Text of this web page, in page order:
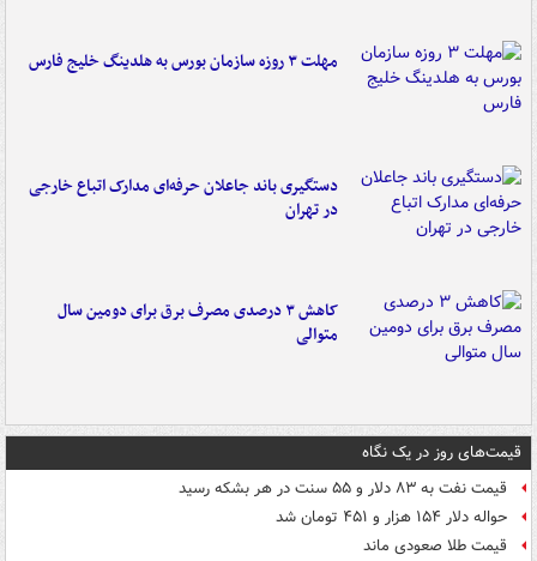
مهلت ۳ روزه سازمان بورس به هلدینگ خلیج فارس
دستگیری باند جاعلان حرفه‌ای مدارک اتباع خارجی
در تهران
کاهش ۳ درصدی مصرف برق برای دومین سال
متوالی
قیمت‌های روز در یک نگاه
قیمت نفت به ۸۳ دلار و ۵۵ سنت در هر بشکه رسید
حواله دلار ۱۵۴ هزار و ۴۵۱ تومان شد
قیمت طلا صعودی ماند